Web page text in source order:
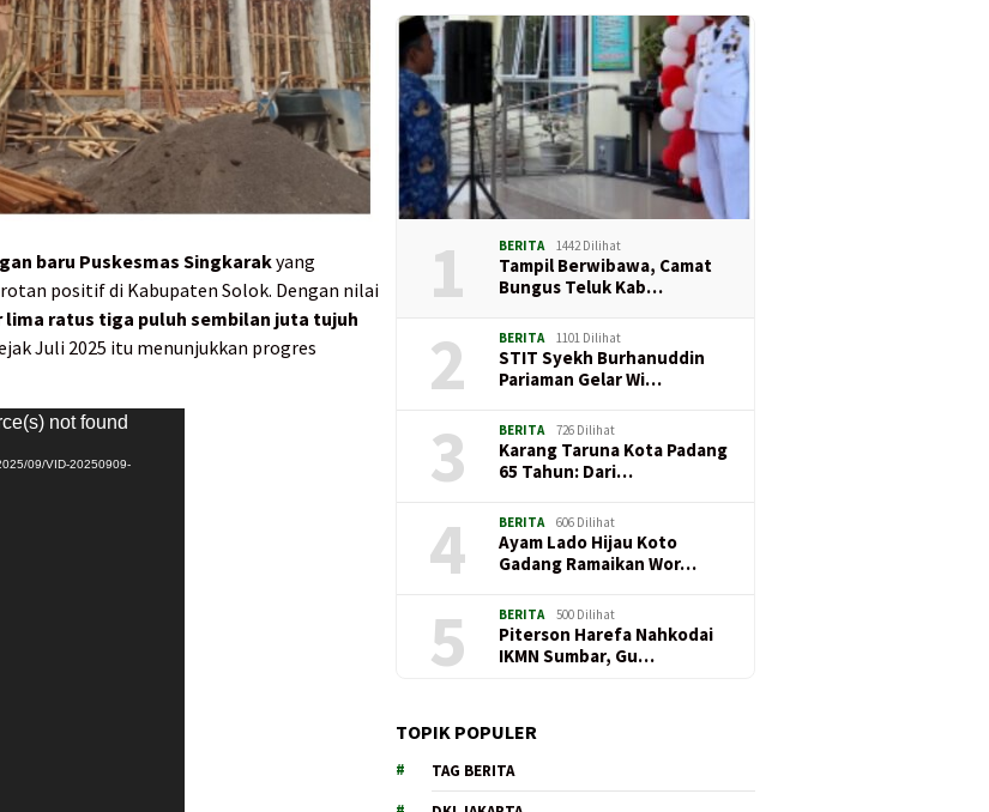
baru Puskesmas Singkarakyang
positif di Kabupaten Solok. Dengan nilai
lima ratus tiga puluh sembilan juta tujuh
Juli 2025 itu menunjukkan progres
not found
09/VID-20250909-
1 BERITA 1442 Dilihat
Tampil Berwibawa, Camat
Bungus Teluk Kab…
2 BERITA 1101 Dilihat
STIT Syekh Burhanuddin
Pariaman Gelar Wi…
3 BERITA 726 Dilihat
Karang Taruna Kota Padang
65 Tahun: Dari…
4 BERITA 606 Dilihat
Ayam Lado Hijau Koto
Gadang Ramaikan Wor…
5 BERITA 500 Dilihat
Piterson Harefa Nahkodai
IKMN Sumbar, Gu…
TOPIK POPULER
TAG BERITA